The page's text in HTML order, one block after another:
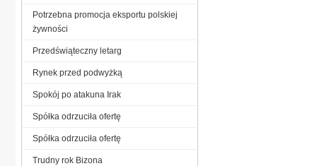
Potrzebna promocja eksportu polskiej
żywności
Przedświąteczny letarg
Rynek przed podwyżką
Spokój po atakuna Irak
Spółka odrzuciła ofertę
Spółka odrzuciła ofertę
Trudny rok Bizona